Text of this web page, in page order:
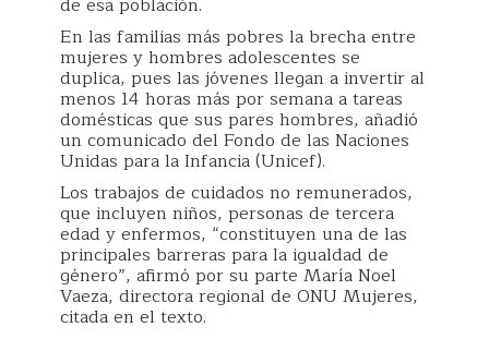
de esa población.
En las familias más pobres la brecha entre
mujeres y hombres adolescentes se
duplica, pues las jóvenes llegan a invertir al
menos 14 horas más por semana a tareas
domésticas que sus pares hombres, añadió
un comunicado del Fondo de las Naciones
Unidas para la Infancia (Unicef).
Los trabajos de cuidados no remunerados,
que incluyen niños, personas de tercera
edad y enfermos, “constituyen una de las
principales barreras para la igualdad de
género”, afirmó por su parte María Noel
Vaeza, directora regional de ONU Mujeres,
citada en el texto.